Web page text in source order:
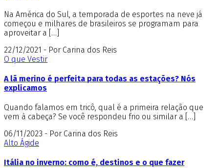
Na América do Sul, a temporada de esportes na neve já
começou e milhares de brasileiros se programam para
aproveitar a […]
22/12/2021 - Por Carina dos Reis
O que Vestir
A lã merino é perfeita para todas as estações? Nós
explicamos
Quando falamos em tricô, qual é a primeira relação que
vem à cabeça? Se você respondeu frio ou similar a […]
06/11/2023 - Por Carina dos Reis
Alto Ágide
Itália no inverno: como é, destinos e o que fazer